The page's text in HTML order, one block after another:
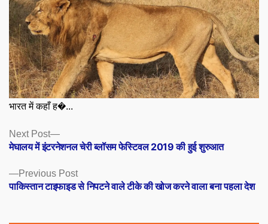
भारत में कहाँ ह�...
Posts
navigation
Previous PostPrevious
post:
पाकिस्तान टाइफाइड से निपटने वाले टीके की खोज करने वाला बना पहला देश
Next Post
Next
post:
मेघालय में इंटरनेशनल चेरी ब्लॉसम फेस्टिवल 2019 की हुई शुरुआत